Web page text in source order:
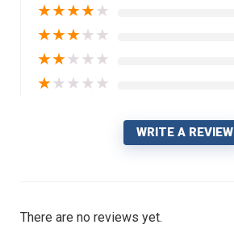
★★★★★
★★★★★
★★★★★
★★★★★
WRITE A REVIEW
There are no reviews yet.